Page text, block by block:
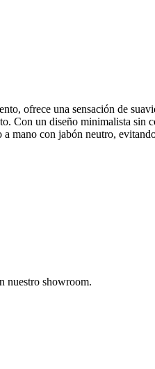
ofrece una sensación de
Con un diseño minimalista sin
mano con jabón neutro,
nuestro showroom.